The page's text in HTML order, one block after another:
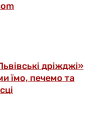
дріжджі»
їмо, печемо та